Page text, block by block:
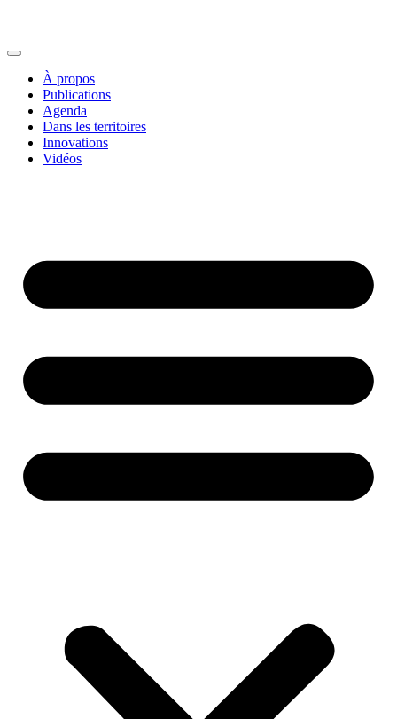
À propos
Publications
Agenda
Dans les territoires
Innovations
Vidéos